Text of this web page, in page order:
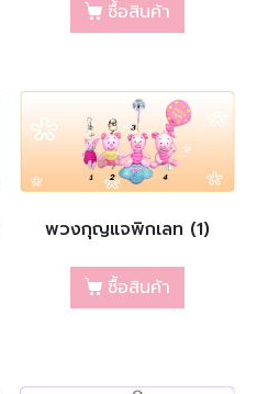
ซื้อสินค้า
พวงกุญแจพิกเลท (1)
ซื้อสินค้า